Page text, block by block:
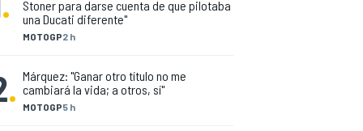
MOTOGP2 h
Stoner para darse cuenta de que pilotaba
una Ducati diferente"
. MOTOGP5 h
Márquez: "Ganar otro título no me
cambiará la vida; a otros, sí"